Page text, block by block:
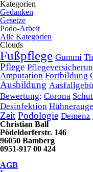
Kategorien
Gedanken
Gesetze
Podo-Arbeit
Alle Kategorien
Clouds
Fußpflege Gummi
Pflege
Amputation Fortbildung
Ausbildung
Bewertung; Corona
Desinfektion Hühnerauge
Zeit Podologie Demenz
Christian Ball
Pödeldorferstr. 146
96050 Bamberg
0951-917 00 424
AGB